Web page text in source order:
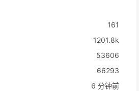
161
1201.8k
53606
66293
6 分钟前